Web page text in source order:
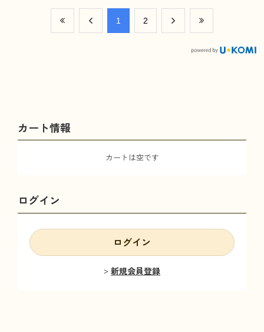
​1 ​2
カート情報
カートは空です
ログイン
ログイン
新規会員登録